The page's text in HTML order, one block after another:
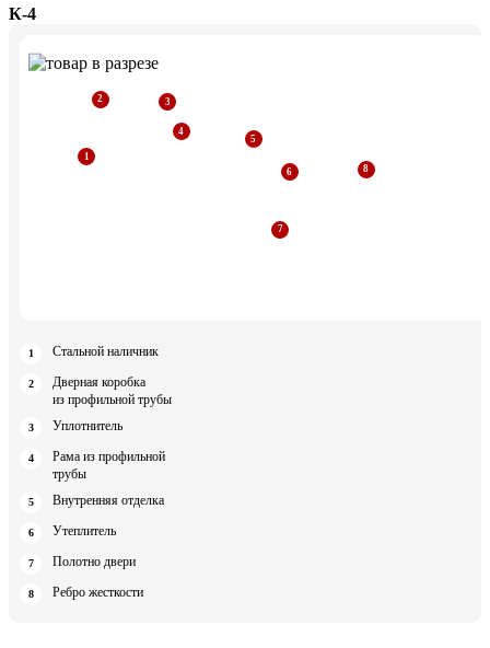
К-4
Стальной наличник
Дверная коробка
из профильной трубы
Уплотнитель
Рама из профильной
трубы
Внутренняя отделка
Утеплитель
Полотно двери
Ребро жесткости